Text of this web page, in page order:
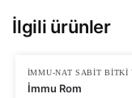
İlgili ürünler
İMMU-NAT SABIT BITKI
İmmu Rom